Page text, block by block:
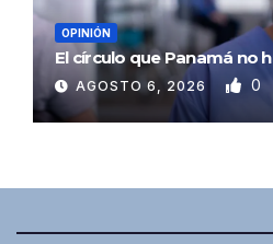
OPINIÓN
El círculo que Panamá no
AGOSTO 6, 2026 0